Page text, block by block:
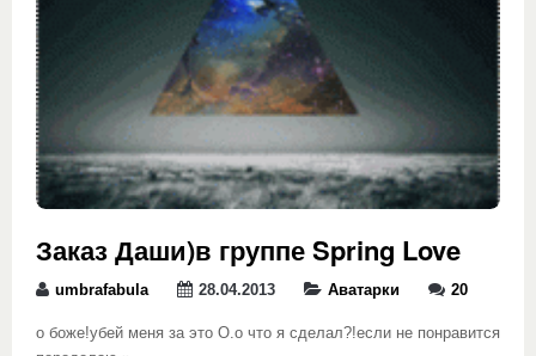
Заказ Даши)в группе Spring Love
umbrafabula 28.04.2013 Аватарки 20
о боже!убей меня за это О.о что я сделал?!если не понравится